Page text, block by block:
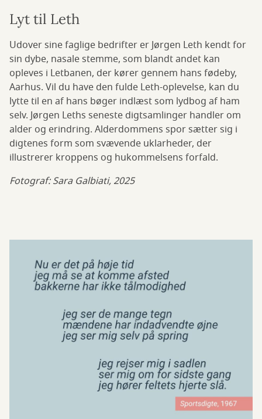
Lyt til Leth
Udover sine faglige bedrifter er Jørgen Leth kendt for
sin dybe, nasale stemme, som blandt andet kan
opleves i Letbanen, der kører gennem hans fødeby,
Aarhus. Vil du have den fulde Leth-oplevelse, kan du
lytte til en af hans bøger indlæst som lydbog af ham
selv. Jørgen Leths seneste digtsamlinger handler om
alder og erindring. Alderdommens spor sætter sig i
digtenes form som svævende uklarheder, der
illustrerer kroppens og hukommelsens forfald.
Fotograf: Sara Galbiati, 2025